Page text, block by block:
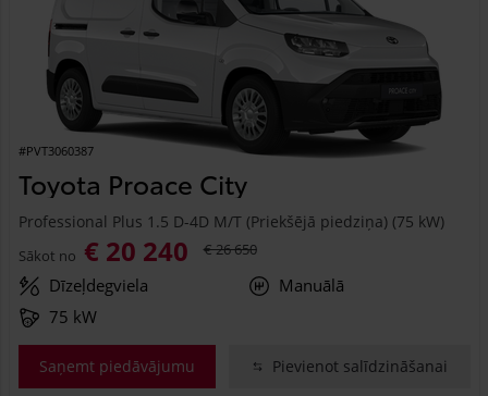
#PVT3060387
Toyota Proace City
Professional Plus 1.5 D-4D M/T (Priekšējā piedziņa) (75 kW)
Sākot no € 20 240 € 26 650
Dīzeļdegviela
Manuālā
75 kW
Saņemt piedāvājumu Pievienot salīdzināšanai